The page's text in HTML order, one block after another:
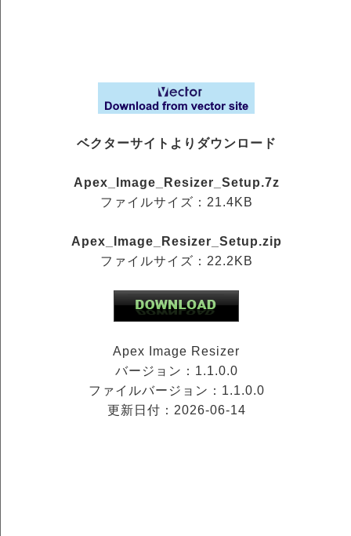
ベクターサイトよりダウンロード
Apex_Image_Resizer_Setup.7z
ファイルサイズ：21.4KB
Apex_Image_Resizer_Setup.zip
ファイルサイズ：22.2KB
Apex Image Resizer
バージョン：1.1.0.0
ファイルバージョン：1.1.0.0
更新日付：2026-06-14